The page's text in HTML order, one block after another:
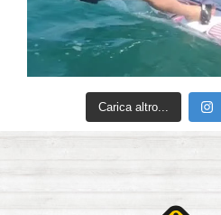
Carica altro...